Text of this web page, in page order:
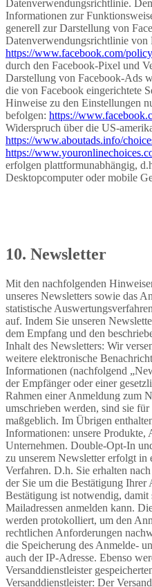
Datenverwendungsrichtlinie.
Informationen zur
generell zur Darstellung von
Datenverwendungsrichtlinie von
https://www.facebook.com/
durch den Facebook-Pixel und
Darstellung von Facebook-Ads
die von Facebook eingerichtete
Hinweise zu den Einstellungen
befolgen: https://
Widerspruch über die US-
https://www.aboutads.info/
https://
erfolgen plattformunabhängig,
Desktopcomputer oder mobile
10. Newsletter
Mit den nachfolgenden
unseres Newsletters sowie das
statistische
auf. Indem Sie unseren
dem Empfang und den
Inhalt des Newsletters: Wir
weitere elektronische
Informationen (nachfolgend
der Empfänger oder einer
Rahmen einer Anmeldung zum
umschrieben werden, sind sie
maßgeblich. Im Übrigen
Informationen: unsere Produkte,
Unternehmen. Double-Opt-In
zu unserem Newsletter erfolgt
Verfahren. D.h. Sie erhalten
der Sie um die Bestätigung Ihrer
Bestätigung ist notwendig,
Mailadressen anmelden kann.
werden protokolliert, um den
rechtlichen Anforderungen
die Speicherung des Anmelde-
auch der IP-Adresse. Ebenso
Versanddienstleister
Versanddienstleister: Der